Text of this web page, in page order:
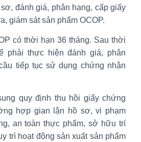
đánh giá, phân hạng, cấp giấy
giám sát sản phẩm OCOP.
có thời hạn 36 tháng. Sau thời
phải thực hiện đánh giá, phân
tiếp tục sử dụng chứng nhận
quy định thu hồi giấy chứng
hợp gian lận hồ sơ, vi phạm
an toàn thực phẩm, sở hữu trí
trì hoạt động sản xuất sản phẩm